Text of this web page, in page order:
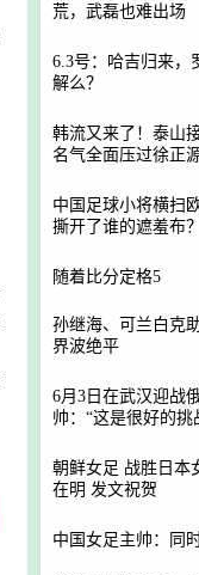
荒，武磊也难出场
6.3号：哈吉归来，
解么？
韩流又来了！泰山
名气全面压过徐正
中国足球小将横扫
撕开了谁的遮羞布？
随着比分定格5
孙继海、可兰白克
界波绝平
6月3日在武汉迎战
帅：“这是很好的挑
朝鲜女足 战胜日本
在明 发文祝贺
中国女足主帅：同